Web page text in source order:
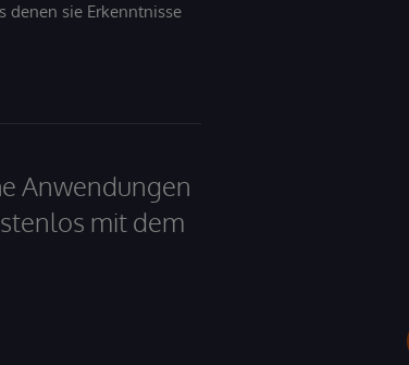
denen sie Erkenntnisse
Anwendungen
mit dem